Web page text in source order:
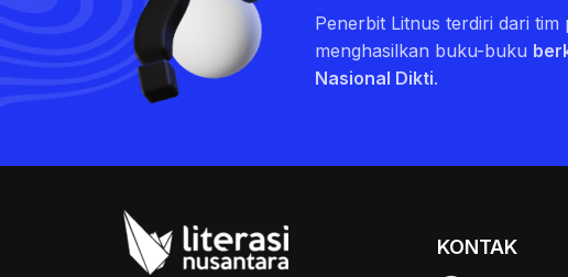
Penerbit Litnus terdiri dari
menghasilkan buku-buku
Nasional Dikti.
KONTAK